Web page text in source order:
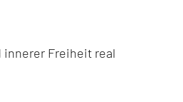
Freiheit real